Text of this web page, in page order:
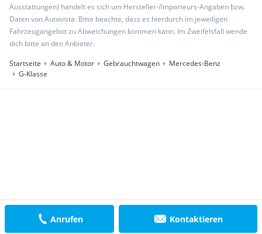
Anrufen Kontaktieren
Ausstattungen) handelt es sich um Hersteller-/Importeurs-Angaben bzw.
Daten von Autovista. Bitte beachte, dass es hierdurch im jeweiligen
Fahrzeugangebot zu Abweichungen kommen kann. Im Zweifelsfall wende
dich bitte an den Anbieter.
Startseite
Auto & Motor Gebrauchtwagen
Mercedes-Benz
G-Klasse